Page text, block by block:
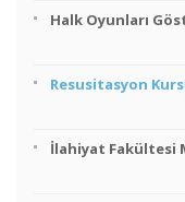
Halk Oyunları
Resusitasyon
İlahiyat Fakültesi